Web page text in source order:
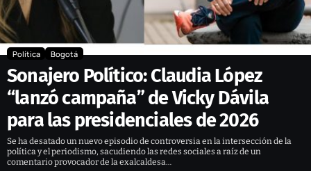
Política Bogotá
Sonajero Político: Claudia López
“lanzó campaña” de Vicky Dávila
para las presidenciales de 2026
Se ha desatado un nuevo episodio de controversia en la intersección de la
política y el periodismo, sacudiendo las redes sociales a raíz de un
comentario provocador de la exalcaldesa…